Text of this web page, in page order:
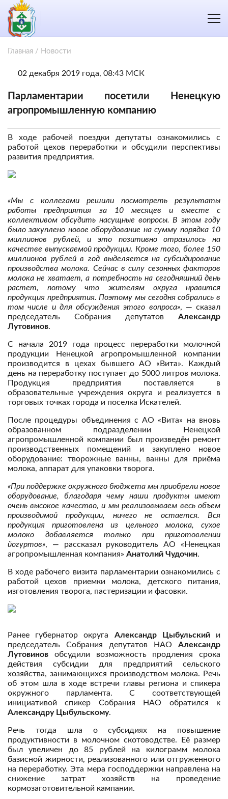
Главная / Новости
02 декабря 2019 года, 08:43 МСК
Парламентарии посетили Ненецкую
агропромышленную компанию
В ходе рабочей поездки депутаты ознакомились с
работой цехов переработки и обсудили перспективы
развития предприятия.
«Мы с коллегами решили посмотреть результаты
работы предприятия за 10 месяцев и вместе с
коллективом обсудить насущные вопросы. В этом году
было закуплено новое оборудование на сумму порядка 10
миллионов рублей, и это позитивно отразилось на
качестве выпускаемой продукции. Кроме того, более 150
миллионов рублей в год выделяется на субсидирование
производства молока. Сейчас в силу сезонных факторов
молока не хватает, а потребность на сегодняшний день
растет, потому что жителям округа нравится
продукция предприятия. Поэтому мы сегодня собрались в
том числе и для обсуждения этого вопроса», — сказал
председатель Собрания депутатов Александр
Лутовинов.
С начала 2019 года процесс переработки молочной
продукции Ненецкой агропромышленной компании
производится в цехах бывшего АО «Вита». Каждый
день на переработку поступает до 5000 литров молока.
Продукция предприятия поставляется в
образовательные учреждения округа и реализуется в
торговых точках города и поселка Искателей.
После процедуры объединения с АО «Вита» на вновь
образованном подразделении Ненецкой
агропромышленной компании был произведён ремонт
производственных помещений и закуплено новое
оборудование: творожные ванны, ванны для приёма
молока, аппарат для упаковки творога.
«При поддержке окружного бюджета мы приобрели новое
оборудование, благодаря чему наши продукты имеют
очень высокое качество, и мы реализовываем весь объем
производимой продукции, ничего не остается. Вся
продукция приготовлена из цельного молока, сухое
молоко добавляется только при приготовлении
йогуртов», — рассказал руководитель АО «Ненецкая
агропромышленная компания» Анатолий Чудочин.
В ходе рабочего визита парламентарии ознакомились с
работой цехов приемки молока, детского питания,
изготовления творога, пастеризации и фасовки.
Ранее губернатор округа Александр Цыбульскийи
председатель Собрания депутатов НАО Александр
Лутовинов обсудили возможность продления срока
действия субсидии для предприятий сельского
хозяйства, занимающихся производством молока. Речь
об этом шла в ходе встречи главы региона и спикера
окружного парламента. С соответствующей
инициативой спикер Собрания НАО обратился к
Александру Цыбульскому.
Речь тогда шла о субсидиях на повышение
продуктивности в молочном скотоводстве. Её размер
был увеличен до 85 рублей на килограмм молока
базисной жирности, реализованного или отгруженного
на переработку. Эта мера господдержки направлена на
снижение затрат хозяйств на проведение
кормозаготовительной кампании.